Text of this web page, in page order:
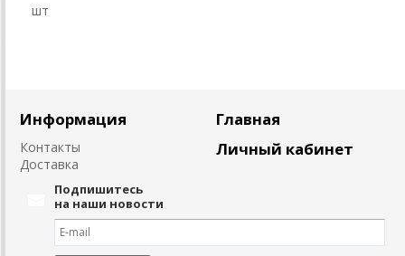
шт
Информация
Контакты
Доставка
Главная
Личный кабинет
Подпишитесь
на наши новости